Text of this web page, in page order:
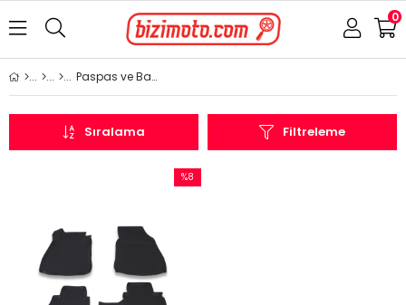
0
Paspas ve Bagaj Havuzu
Filtreleme
Sıralama
%8